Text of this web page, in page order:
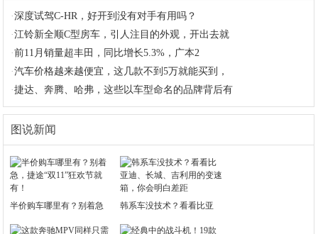
·深度试驾C-HR，好开到没有对手有用吗？
·江铃新全顺C型房车，引人注目的外观，开出去就
·前11月销量超丰田，同比增长5.3%，广本2
·汽车价格越来越便宜，这几款不到5万就能买到，
·捷达、奔腾、哈弗，这些以车型命名的品牌背后有
图说新闻
半价购车哪里有？别着急 韩系车没技术？看看比亚